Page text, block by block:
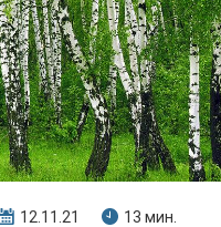
12.11.21 13 мин.